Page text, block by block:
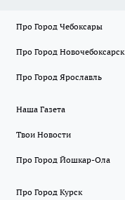
Про Город Чебоксары
Про Город Новочебоксарск
Про Город Ярославль
Наша Газета
Твои Новости
Про Город Йошкар-Ола
Про Город Курск